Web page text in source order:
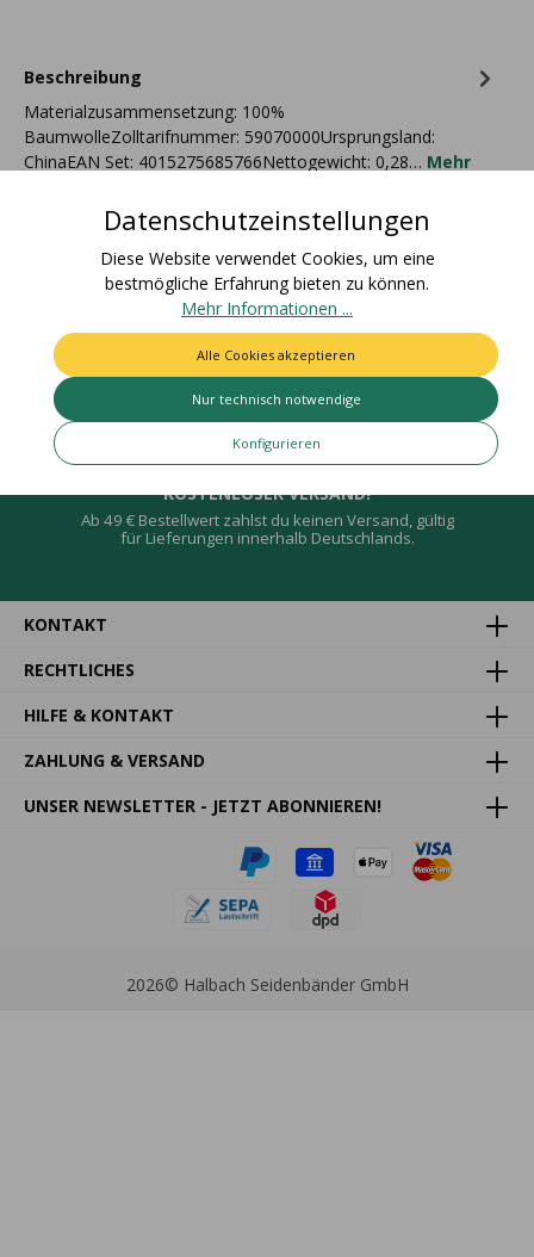
Beschreibung
Materialzusammensetzung: 100%
BaumwolleZolltarifnummer: 59070000Ursprungsland:
ChinaEAN Set: 4015275685766Nettogewicht: 0,28… Mehr
Deine Vorteile
KOSTENLOSER VERSAND!
Ab 49 € Bestellwert zahlst du keinen Versand, gültig
für Lieferungen innerhalb Deutschlands.
KONTAKT
RECHTLICHES
HILFE & KONTAKT
ZAHLUNG & VERSAND
UNSER NEWSLETTER - JETZT ABONNIEREN!
2026© Halbach Seidenbänder GmbH
Datenschutzeinstellungen
Diese Website verwendet Cookies, um eine
bestmögliche Erfahrung bieten zu können.
Mehr Informationen ...
Nur technisch notwendige
Konfigurieren
Alle Cookies akzeptieren